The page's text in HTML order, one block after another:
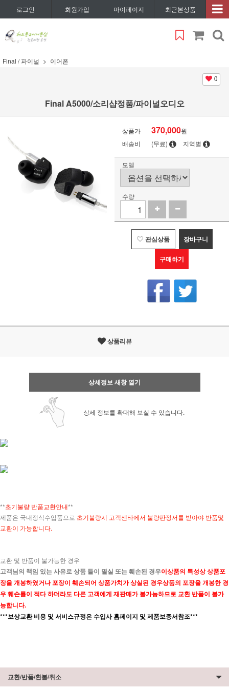
로그인 회원가입 마이페이지 최근본상품
Final / 파이널 이어폰
0
Final A5000/소리샵정품/파이널오디오
상품가 370,000원
배송비
(무료) 지역별
모델
수량
관심상품 장바구니
구매하기
상품리뷰
상세정보 새창 열기
상세 정보를 확대해 보실 수 있습니다.
**초기불량 반품교환안내**
제품은 국내정식수입품으로 초기불량시 고객센타에서 불량판정서를 받아야 반품및
교환이 가능합니다.
교환 및 반품이 불가능한 경우
고객님의 책임 있는 사유로 상품 들이 멸실 또는 훼손된 경우이상품의 특성상 상품포
장을 개봉하였거나 포장이 훼손되어 상품가치가 상실된 경우상품의 포장을 개봉한 경
우 훼손률이 적다 하더라도 다른 고객에게 재판매가 불가능하므로 교환 반품이 불가
능합니다.
***보상교환 비용 및 서비스규정은 수입사 홈페이지 및 제품보증서참조***
교환/반품/환불/취소